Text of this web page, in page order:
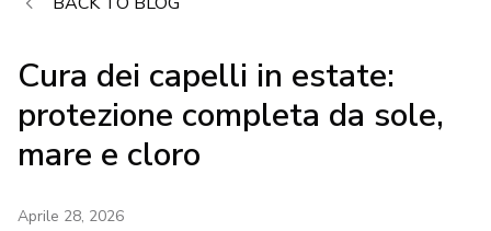
TRATTAMENTO CON BTX
TRATTAMENTO DEI CAPELLI
ASSISTENZA DOMICILIARE
Cura dei capelli in estate:
protezione completa da sole,
mare e cloro
Aprile 28, 2026